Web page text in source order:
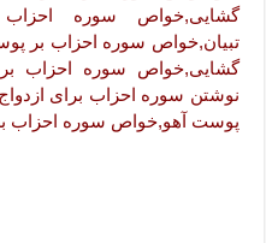
گشایی,خواص سوره
تبیان,خواص سوره احزاب بر
گشایی,خواص سوره احزاب
نوشتن سوره احزاب برای
پوست آهو,خواص سوره احزاب